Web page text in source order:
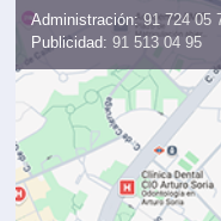
Administración: 91 724 05
Publicidad: 91 513 04 95